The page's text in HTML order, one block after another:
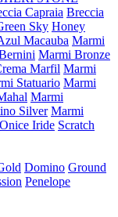
Capraia Breccia
Sky Honey
Macauba Marmi
Marmi Bronze
Marfil Marmi
Statuario Marmi
Marmi
Silver Marmi
Onice Iride Scratch
Domino Ground
Penelope